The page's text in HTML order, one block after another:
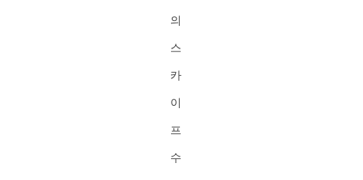
의
스
카
이
프
수